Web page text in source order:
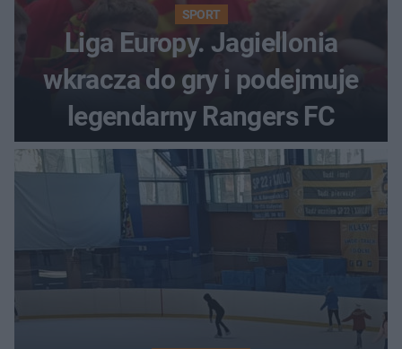
SPORT
Liga Europy. Jagiellonia
wkracza do gry i podejmuje
legendarny Rangers FC